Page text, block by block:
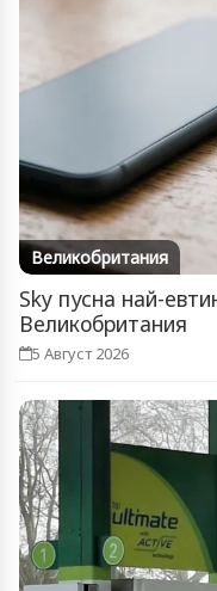
Великобритания
Sky пусна най-
Великобритания
5 Август 2026